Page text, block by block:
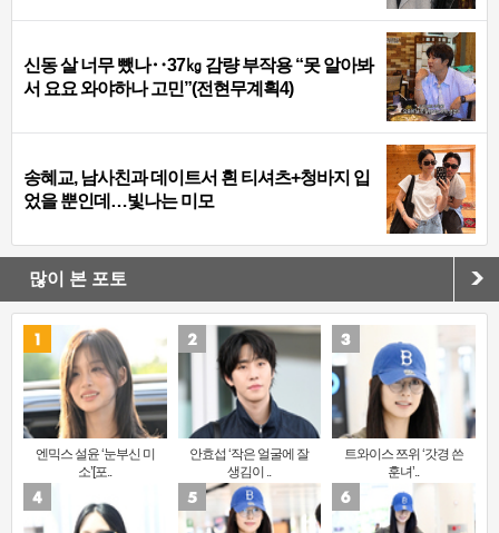
신동 살 너무 뺐나‥37㎏ 감량 부작용 “못 알아봐
서 요요 와야하나 고민”(전현무계획4)
송혜교, 남사친과 데이트서 흰 티셔츠+청바지 입
었을 뿐인데…빛나는 미모
많이 본 포토
엔믹스 설윤 ‘눈부신 미
소’[포..
안효섭 ‘작은 얼굴에 잘
생김이 ..
트와이스 쯔위 ‘갓경 쓴
훈녀’..